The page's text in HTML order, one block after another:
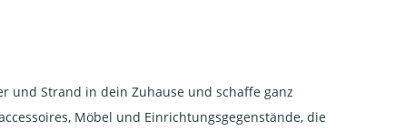
und Strand in dein Zuhause und schaffe ganz
Möbel und Einrichtungsgegenstände, die